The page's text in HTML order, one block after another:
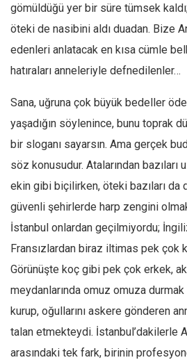
Hasanali Yıldırım
Leyla Şerif Emin
Abir E. Nahas
Amina S. Jenenkovic
Bağdagül Öz
Esra Elönü
» Yazar arşivi
Bu Sayı
Tüm Sayılar
Kategoriler
Kültür Sanat
Kitap
Karisi kitap sualleri
gömüldüğü yer bir süre tümsek
öteki de nasibini aldı duadan. Bize
edenleri anlatacak en kısa cümle
hatıraları anneleriyle defnedilenler…
Sana, uğruna çok büyük bedeller
yaşadığın söylenince, bunu toprak
bir sloganı sayarsın. Ama gerçek
söz konusudur. Atalarından
ekin gibi biçilirken, öteki bazıları da
güvenli şehirlerde harp zengini
İstanbul onlardan geçilmiyordu;
Fransızlardan biraz iltimas pek çok
Görünüşte koç gibi pek çok erkek,
meydanlarında omuz omuza
kurup, oğullarını askere gönderen
talan etmekteydi. İstanbul’dakilerle
arasındaki tek fark, birinin